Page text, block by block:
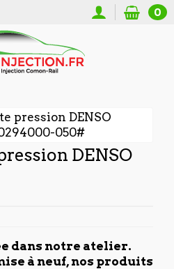
0
DENSO
dans notre atelier.
à neuf, nos produits